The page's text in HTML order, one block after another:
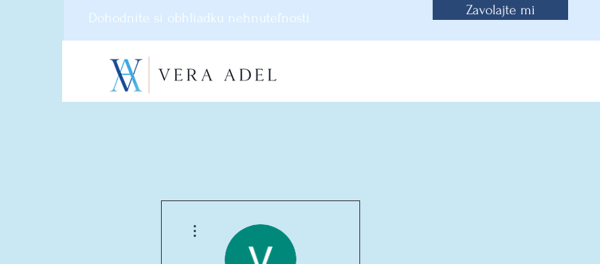
Dohodnite si obhliadku nehnuteľnosti
Zavolajte mi